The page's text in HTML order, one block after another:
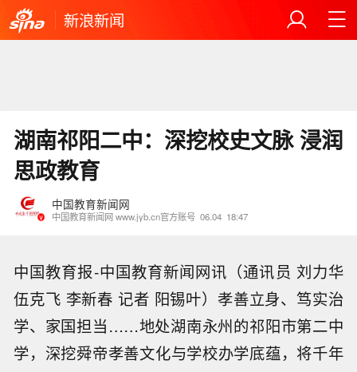
新浪新闻
湖南祁阳二中：深挖校史文脉 浸润
思政教育
中国教育新闻网
中国教育新闻网 www.jyb.cn官方账号 06.04 18:47
中国教育报-中国教育新闻网讯（通讯员 刘力华
伍克飞 李新春 记者 阳锡叶）孝善立身、笃实治
学、家国担当……地处湖南永州的祁阳市第二中
学，深挖舜帝孝善文化与学校办学底蕴，将千年